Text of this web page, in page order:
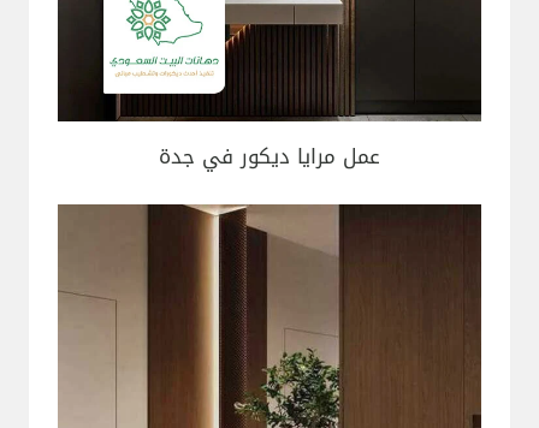
عمل مرايا ديكور في جدة